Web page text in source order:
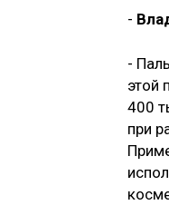
-
-
этой
400
при